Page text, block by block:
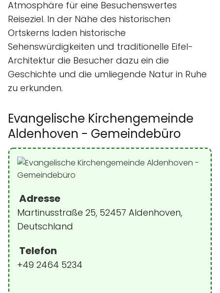
Atmosphäre für eine Besuchenswertes
Reiseziel. In der Nähe des historischen
Ortskerns laden historische
Sehenswürdigkeiten und traditionelle Eifel-
Architektur die Besucher dazu ein die
Geschichte und die umliegende Natur in Ruhe
zu erkunden.
Evangelische Kirchengemeinde
Aldenhoven - Gemeindebüro
Adresse
Martinusstraße 25, 52457 Aldenhoven,
Deutschland
Telefon
+49 2464 5234